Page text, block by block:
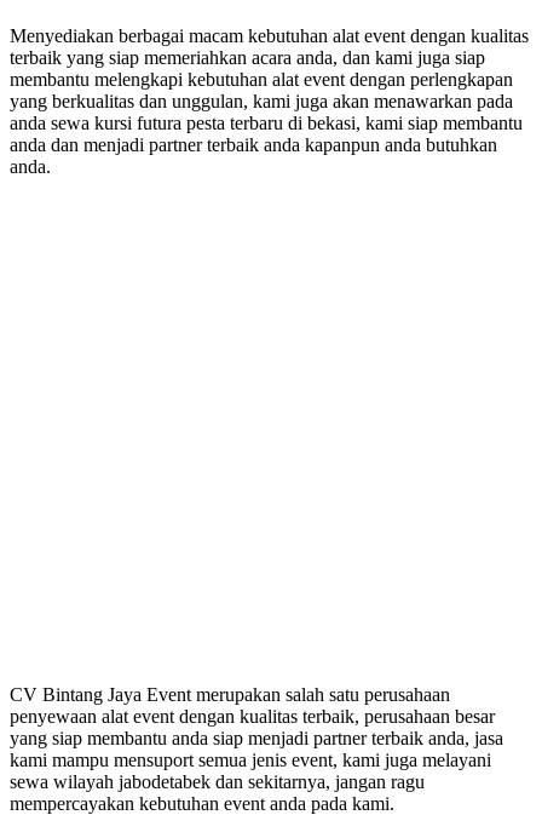
Menyediakan berbagai macam kebutuhan alat event dengan kualitas
terbaik yang siap memeriahkan acara anda, dan kami juga siap
membantu melengkapi kebutuhan alat event dengan perlengkapan
yang berkualitas dan unggulan, kami juga akan menawarkan pada
anda sewa kursi futura pesta terbaru di bekasi, kami siap membantu
anda dan menjadi partner terbaik anda kapanpun anda butuhkan
anda.
CV Bintang Jaya Event merupakan salah satu perusahaan
penyewaan alat event dengan kualitas terbaik, perusahaan besar
yang siap membantu anda siap menjadi partner terbaik anda, jasa
kami mampu mensuport semua jenis event, kami juga melayani
sewa wilayah jabodetabek dan sekitarnya, jangan ragu
mempercayakan kebutuhan event anda pada kami.